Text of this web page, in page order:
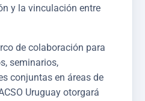
y la vinculación entre
de colaboración para
seminarios,
conjuntas en áreas de
Uruguay otorgará